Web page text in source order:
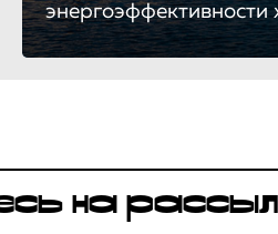
энергоэффективности